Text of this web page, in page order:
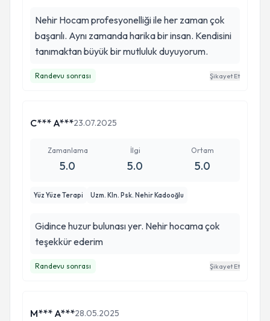
Nehir Hocam profesyonelliği ile her zaman çok
başarılı. Aynı zamanda harika bir insan. Kendisini
tanımaktan büyük bir mutluluk duyuyorum.
Randevu sonrası Şikayet Et
C*** A***23.07.2025
Zamanlama
5.0
İlgi
5.0
Ortam
5.0
Yüz Yüze Terapi Uzm. Kln. Psk. Nehir Kadooğlu
Gidince huzur bulunası yer. Nehir hocama çok
teşekkür ederim
Randevu sonrası Şikayet Et
M*** A***28.05.2025